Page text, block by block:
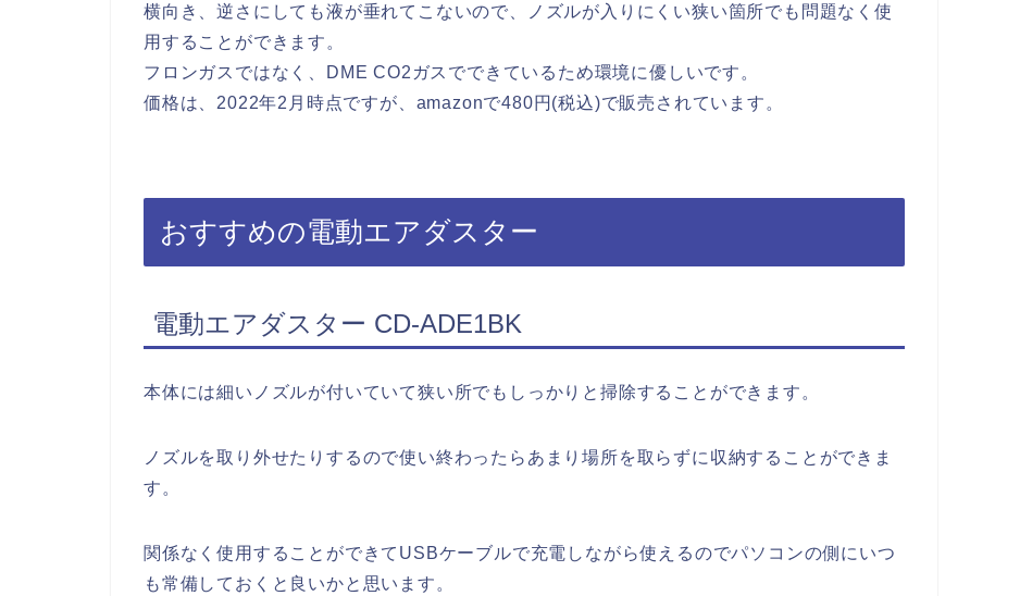
横向き、逆さにしても液が垂れてこないので、ノズルが入りにくい狭い箇所でも問題なく使
用することができます。
フロンガスではなく、DME CO2ガスでできているため環境に優しいです。
価格は、2022年2月時点ですが、amazonで480円(税込)で販売されています。
おすすめの電動エアダスター
電動エアダスター CD-ADE1BK
本体には細いノズルが付いていて狭い所でもしっかりと掃除することができます。
ノズルを取り外せたりするので使い終わったらあまり場所を取らずに収納することができま
す。
関係なく使用することができてUSBケーブルで充電しながら使えるのでパソコンの側にいつ
も常備しておくと良いかと思います。